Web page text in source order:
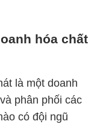
hóa chất
là một doanh
phân phối các
có đội ngũ